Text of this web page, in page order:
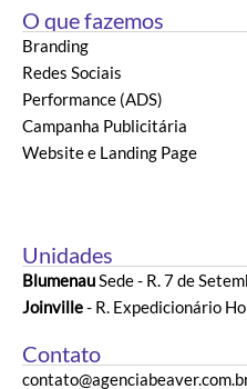
O que fazemos
Branding
Redes Sociais
Performance (ADS)
Campanha Publicitária
Website e Landing Page
Unidades
BlumenauSede - R. 7 de
Joinville- R. Expedicionário
Contato